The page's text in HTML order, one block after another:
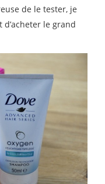
de le tester, je
le grand